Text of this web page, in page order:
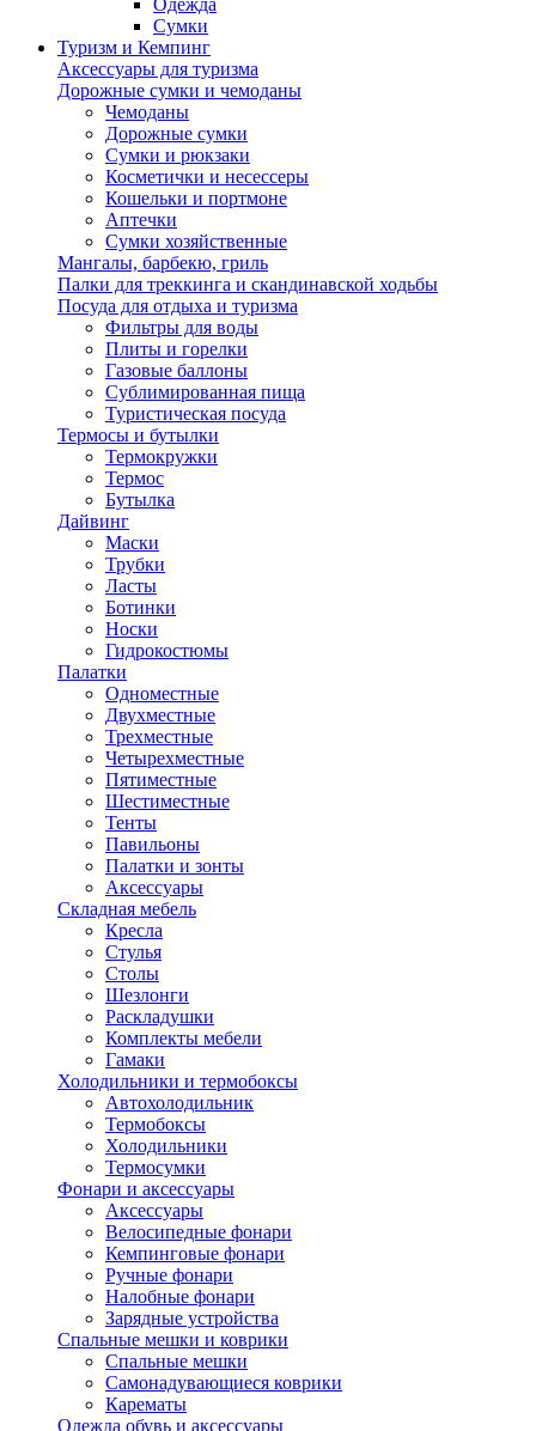
Одежда
Сумки
Туризм и Кемпинг
Аксессуары для туризма
Дорожные сумки и чемоданы
Чемоданы
Дорожные сумки
Сумки и рюкзаки
Косметички и несессеры
Кошельки и портмоне
Аптечки
Сумки хозяйственные
Мангалы, барбекю, гриль
Палки для треккинга и скандинавской ходьбы
Посуда для отдыха и туризма
Фильтры для воды
Плиты и горелки
Газовые баллоны
Сублимированная пища
Туристическая посуда
Термосы и бутылки
Термокружки
Термос
Бутылка
Дайвинг
Маски
Трубки
Ласты
Ботинки
Носки
Гидрокостюмы
Палатки
Одноместные
Двухместные
Трехместные
Четырехместные
Пятиместные
Шестиместные
Тенты
Павильоны
Палатки и зонты
Аксессуары
Складная мебель
Кресла
Стулья
Столы
Шезлонги
Раскладушки
Комплекты мебели
Гамаки
Холодильники и термобоксы
Автохолодильник
Термобоксы
Холодильники
Термосумки
Фонари и аксессуары
Аксессуары
Велосипедные фонари
Кемпинговые фонари
Ручные фонари
Налобные фонари
Зарядные устройства
Спальные мешки и коврики
Спальные мешки
Самонадувающиеся коврики
Карематы
Одежда обувь и аксессуары